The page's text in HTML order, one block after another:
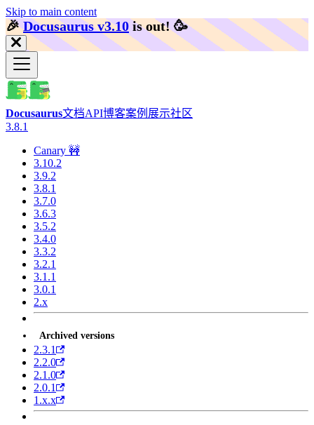
Skip to main content
🎉️Docusaurus v3.10 is out! 🥳️
Docusaurus文档API博客案例展示社区
3.8.1
Canary 🚧
3.10.2
3.9.2
3.8.1
3.7.0
3.6.3
3.5.2
3.4.0
3.3.2
3.2.1
3.1.1
3.0.1
2.x
Archived versions
2.3.1
2.2.0
2.1.0
2.0.1
1.x.x